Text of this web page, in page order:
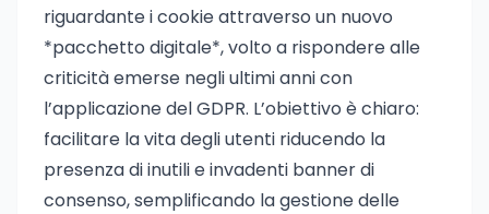
riguardante i cookie attraverso un nuovo
*pacchetto digitale*, volto a rispondere alle
criticità emerse negli ultimi anni con
l’applicazione del GDPR. L’obiettivo è chiaro:
facilitare la vita degli utenti riducendo la
presenza di inutili e invadenti banner di
consenso, semplificando la gestione delle